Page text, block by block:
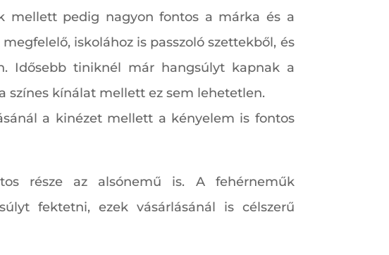
mellett pedig nagyon fontos a márka és a
iskolához is passzoló szettekből, és
Idősebb tiniknél már hangsúlyt kapnak a
kínálat mellett ez sem lehetetlen.
a kinézet mellett a kényelem is fontos
része az alsónemű is. A fehérneműk
fektetni, ezek vásárlásánál is célszerű